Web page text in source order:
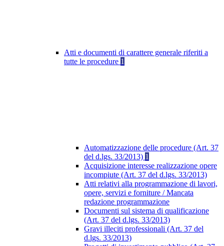
Atti e documenti di carattere generale riferiti a
tutte le procedure 1
Automatizzazione delle procedure (Art. 37
del d.lgs. 33/2013) 1
Acquisizione interesse realizzazione opere
incompiute (Art. 37 del d.lgs. 33/2013)
Atti relativi alla programmazione di lavori,
opere, servizi e forniture / Mancata
redazione programmazione
Documenti sul sistema di qualificazione
(Art. 37 del d.lgs. 33/2013)
Gravi illeciti professionali (Art. 37 del
d.lgs. 33/2013)